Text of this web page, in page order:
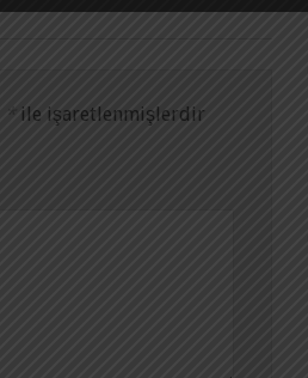
* ile işaretlenmişlerdir